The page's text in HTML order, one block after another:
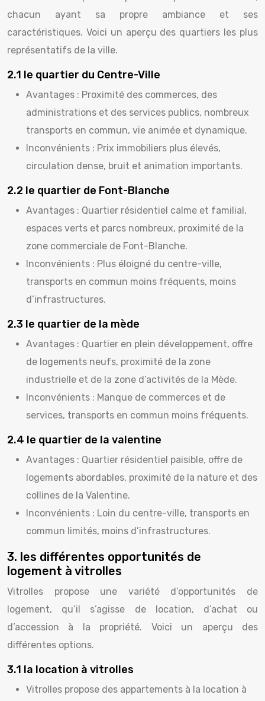
chacun ayant sa propre ambiance et ses
caractéristiques. Voici un aperçu des quartiers les plus
représentatifs de la ville.
2.1 le quartier du Centre-Ville
Avantages : Proximité des commerces, des
administrations et des services publics, nombreux
transports en commun, vie animée et dynamique.
Inconvénients : Prix immobiliers plus élevés,
circulation dense, bruit et animation importants.
2.2 le quartier de Font-Blanche
Avantages : Quartier résidentiel calme et familial,
espaces verts et parcs nombreux, proximité de la
zone commerciale de Font-Blanche.
Inconvénients : Plus éloigné du centre-ville,
transports en commun moins fréquents, moins
d’infrastructures.
2.3 le quartier de la mède
Avantages : Quartier en plein développement, offre
de logements neufs, proximité de la zone
industrielle et de la zone d’activités de la Mède.
Inconvénients : Manque de commerces et de
services, transports en commun moins fréquents.
2.4 le quartier de la valentine
Avantages : Quartier résidentiel paisible, offre de
logements abordables, proximité de la nature et des
collines de la Valentine.
Inconvénients : Loin du centre-ville, transports en
commun limités, moins d’infrastructures.
3. les différentes opportunités de
logement à vitrolles
Vitrolles propose une variété d’opportunités de
logement, qu’il s’agisse de location, d’achat ou
d’accession à la propriété. Voici un aperçu des
différentes options.
3.1 la location à vitrolles
Vitrolles propose des appartements à la location à